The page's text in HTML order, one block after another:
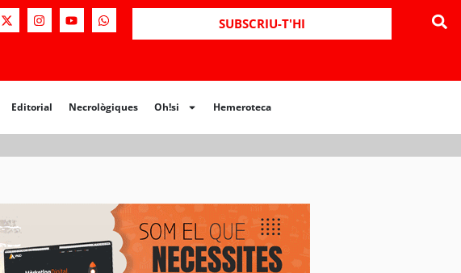
SUBSCRIU-T'HI
Editorial Necrològiques Oh!si Hemeroteca